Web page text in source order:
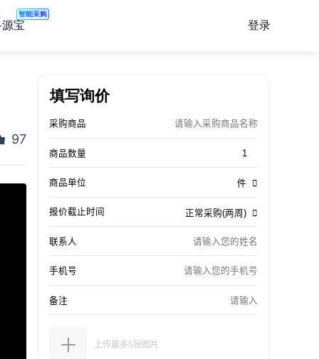
宝
智能采购
登录
97
填写询价